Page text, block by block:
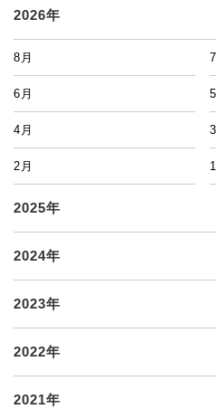
2026年
8月
6月
4月
2月
2025年
2024年
2023年
2022年
2021年